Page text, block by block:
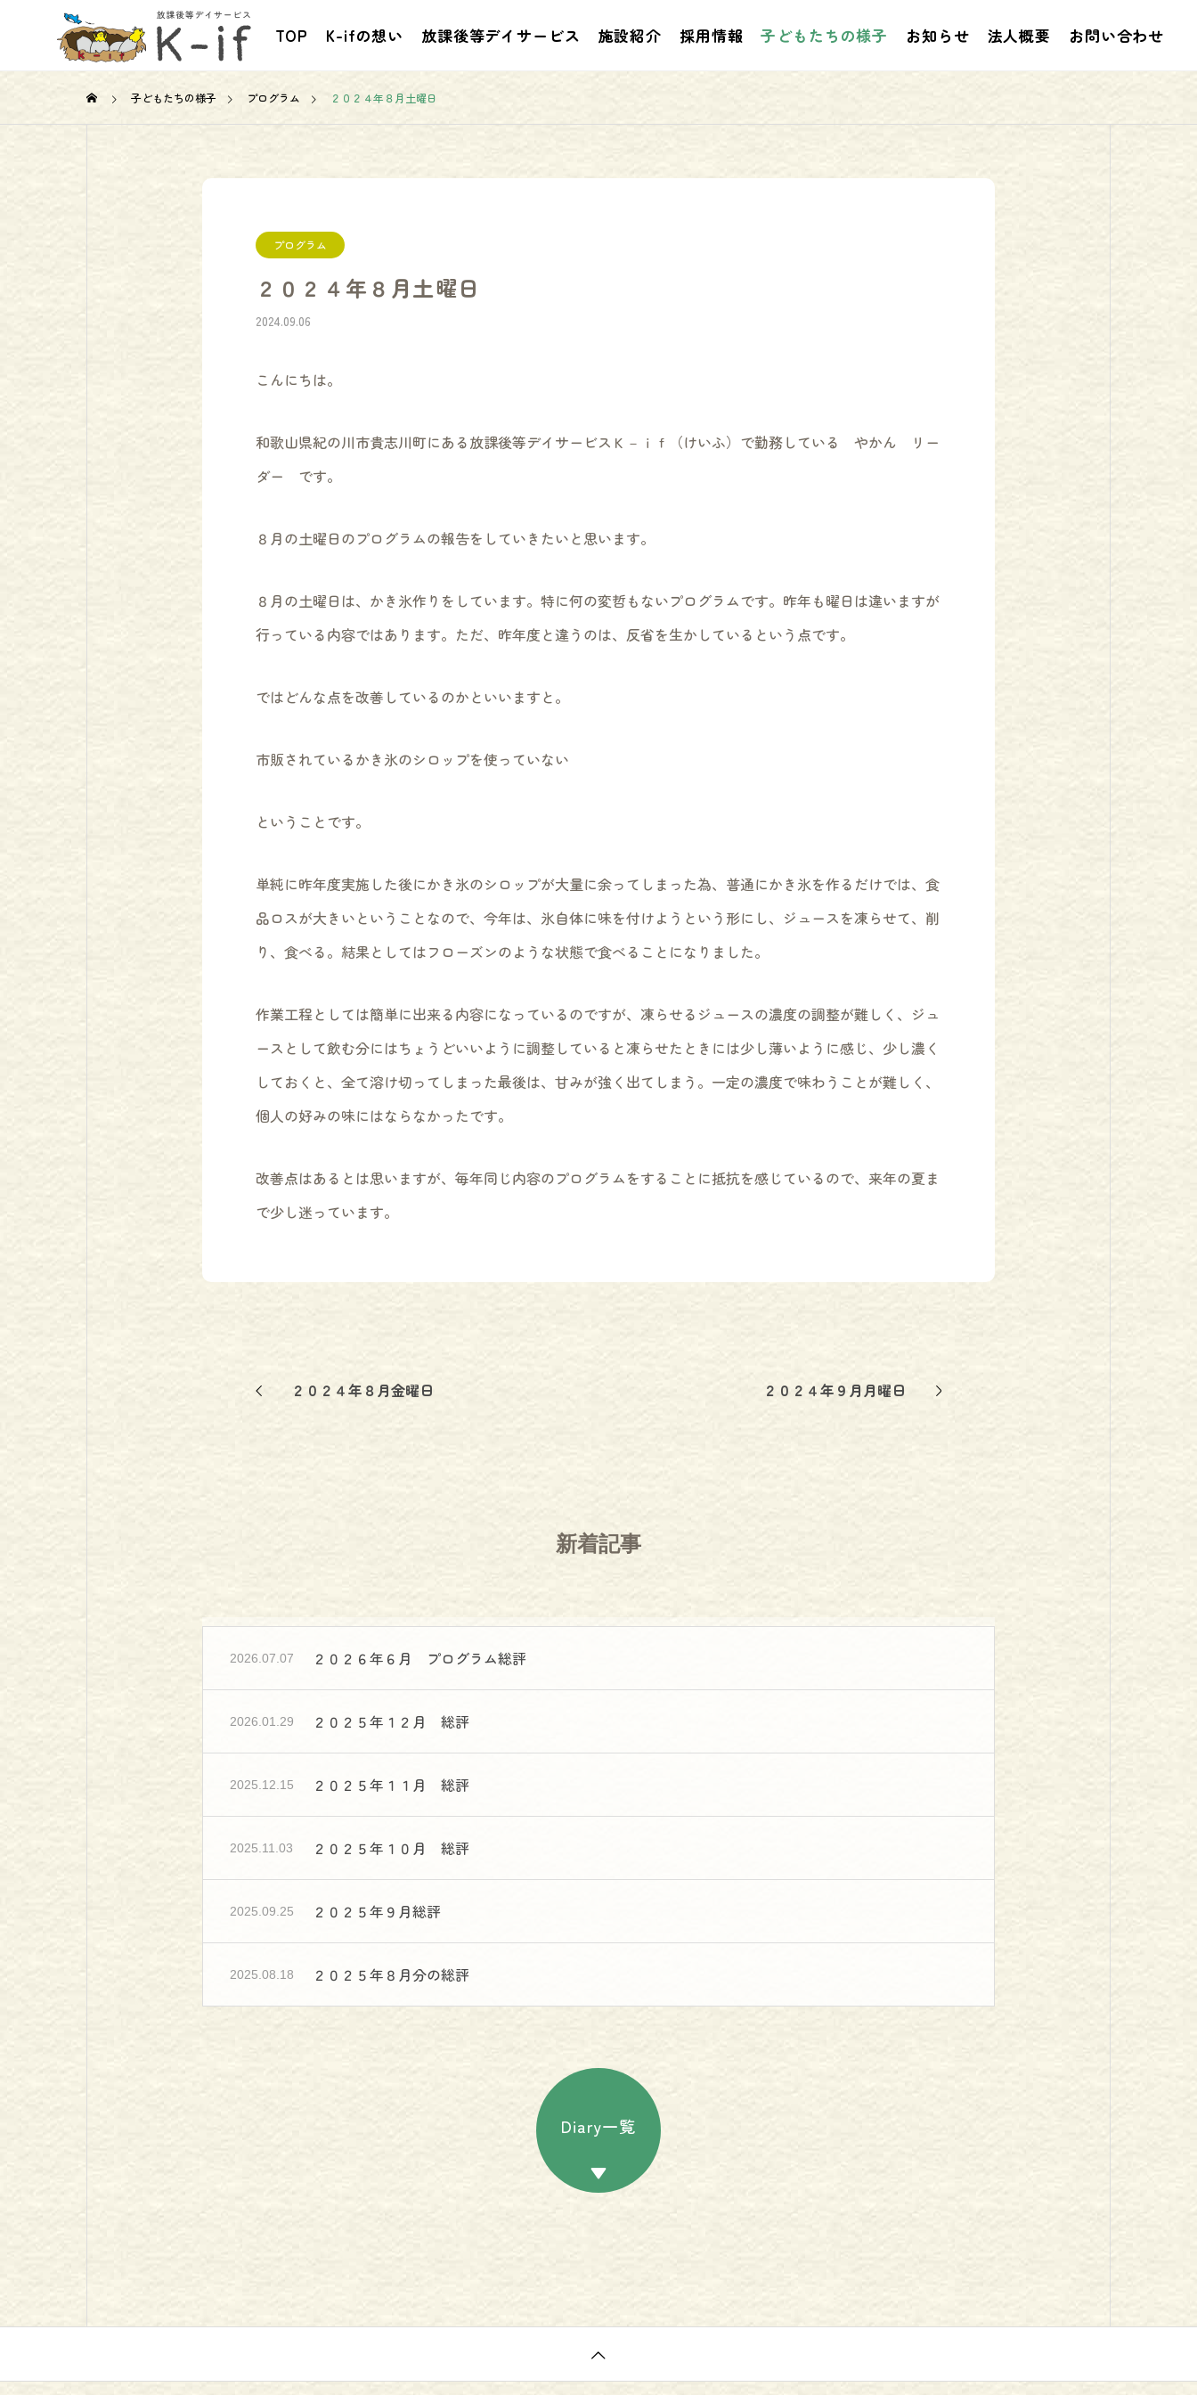
TOP K-ifの想い 放課後等デイサービス 施設紹介 採用情報 子どもたちの様子 お知らせ 法人概要 お問い合わせ
お知らせ
行動援護従事者養成研修課程
お知らせ お知らせ お知らせ お
子どもたちの様子 プログラム ２０２４年８月土曜日
プログラム
２０２４年８月土曜日
2024.09.06
こんにちは。
和歌山県紀の川市貴志川町にある放課後等デイサービスＫ－ｉｆ（けいふ）で勤務している やかん リー
ダー です。
８月の土曜日のプログラムの報告をしていきたいと思います。
８月の土曜日は、かき氷作りをしています。特に何の変哲もないプログラムです。昨年も曜日は違いますが
行っている内容ではあります。ただ、昨年度と違うのは、反省を生かしているという点です。
ではどんな点を改善しているのかといいますと。
市販されているかき氷のシロップを使っていない
ということです。
単純に昨年度実施した後にかき氷のシロップが大量に余ってしまった為、普通にかき氷を作るだけでは、食
品ロスが大きいということなので、今年は、氷自体に味を付けようという形にし、ジュースを凍らせて、削
り、食べる。結果としてはフローズンのような状態で食べることになりました。
作業工程としては簡単に出来る内容になっているのですが、凍らせるジュースの濃度の調整が難しく、ジュ
ースとして飲む分にはちょうどいいように調整していると凍らせたときには少し薄いように感じ、少し濃く
しておくと、全て溶け切ってしまった最後は、甘みが強く出てしまう。一定の濃度で味わうことが難しく、
個人の好みの味にはならなかったです。
改善点はあるとは思いますが、毎年同じ内容のプログラムをすることに抵抗を感じているので、来年の夏ま
で少し迷っています。
２０２４年８月金曜日 ２０２４年９月月曜日
新着記事
2026.07.07 ２０２６年６月 プログラム総評
2026.01.29 ２０２５年１２月 総評
2025.12.15 ２０２５年１１月 総評
2025.11.03 ２０２５年１０月 総評
2025.09.25 ２０２５年９月総評
2025.08.18 ２０２５年８月分の総評
Diary一覧